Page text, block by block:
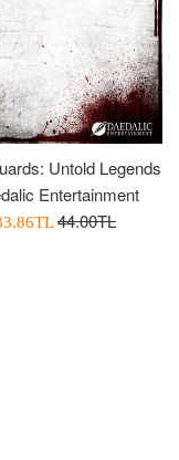
Untold Legends
Entertainment
Normal
44.00TL